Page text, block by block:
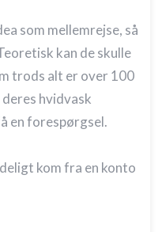
som mellemrejse, så
kan de skulle
trods alt er over 100
hvidvask
en forespørgsel.
kom fra en konto